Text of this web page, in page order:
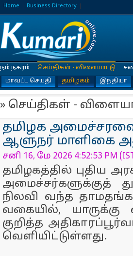
Home Business Directory
நம் நகரம்
செய்திகள் - விளையாட்டு
மாவட்ட செய்தி
தமிழகம் இந்தியா
» செய்திகள் -
தமிழக
ஆளுநர் மாளிகை
சனி 16, மே 2026 4:52:53 PM
தமிழகத்தில் புதிய
அமைச்சர்களுக்குத்
நிலவி வந்த
வகையில்,
குறித்த
வெளியிட்டுள்ளது.